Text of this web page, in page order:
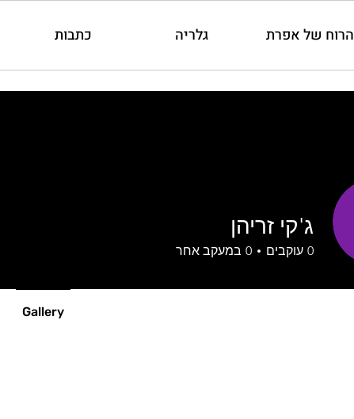
הרוח של אפרת גלריה כתבות
ג'קי זריהן
0 עוקבים 0 במעקב אחר
Gallery